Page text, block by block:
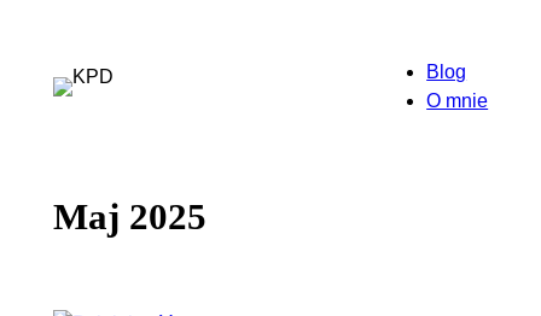
treści
Blog
O mnie
Maj 2025